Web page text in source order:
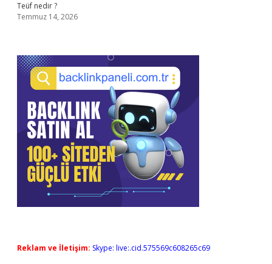
Teüf nedir ?
Temmuz 14, 2026
Reklam ve İletişim: Skype: live:.cid.575569c608265c69